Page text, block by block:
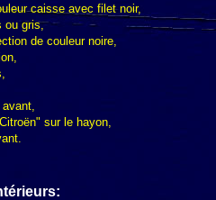
caisse avec filet noir,
ou gris,
de couleur noire,
sur le hayon,